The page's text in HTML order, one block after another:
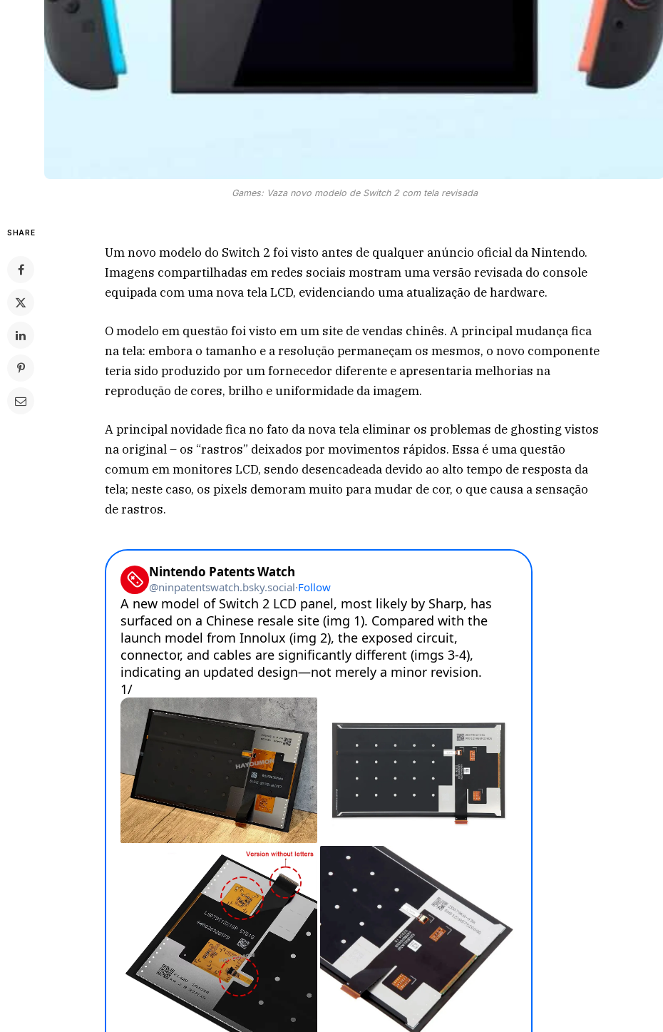
Games: Vaza novo modelo de Switch 2 com tela revisada
SHARE
Um novo modelo do Switch 2 foi visto antes de qualquer anúncio oficial da Nintendo.
Imagens compartilhadas em redes sociais mostram uma versão revisada do console
equipada com uma nova tela LCD, evidenciando uma atualização de hardware.
O modelo em questão foi visto em um site de vendas chinês. A principal mudança fica
na tela: embora o tamanho e a resolução permaneçam os mesmos, o novo componente
teria sido produzido por um fornecedor diferente e apresentaria melhorias na
reprodução de cores, brilho e uniformidade da imagem.
A principal novidade fica no fato da nova tela eliminar os problemas de ghosting vistos
na original – os “rastros” deixados por movimentos rápidos. Essa é uma questão
comum em monitores LCD, sendo desencadeada devido ao alto tempo de resposta da
tela; neste caso, os pixels demoram muito para mudar de cor, o que causa a sensação
de rastros.